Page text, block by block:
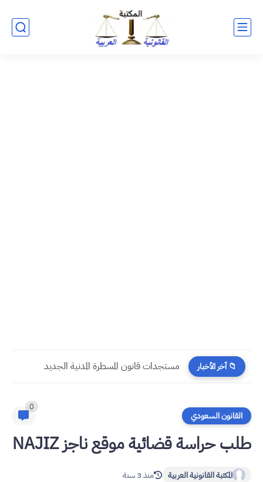
📁 آخر الأخبار مستجدات قانون المسطرة المدنية الجديد
القانون السعودي
0
طلب حراسة قضائية موقع ناجز NAJIZ
المكتبة القانونية العربية منذ 3 سنة